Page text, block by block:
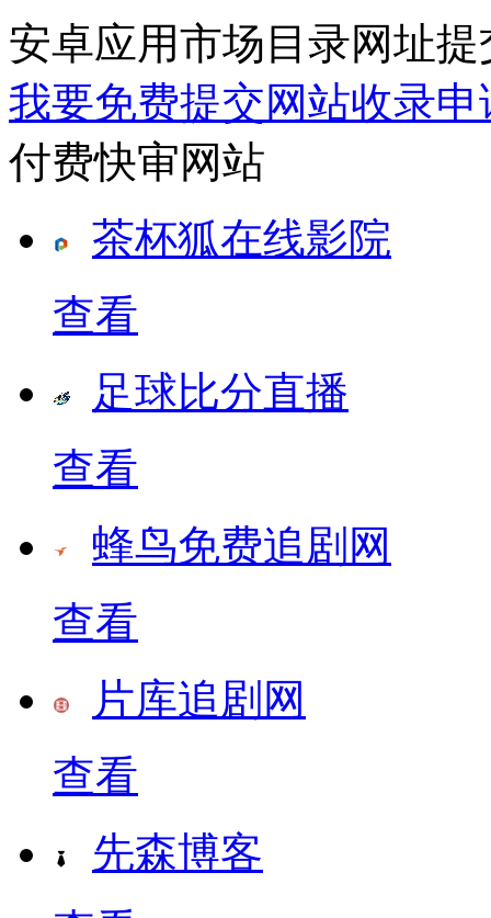
安卓应用市场目录网址提
我要免费提交网站收录申
付费快审网站
茶杯狐在线影院
查看
足球比分直播
查看
蜂鸟免费追剧网
查看
片库追剧网
查看
先森博客